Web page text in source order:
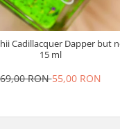
Cadillacquer Dapper but
15 ml
69,00 RON55,00 RON